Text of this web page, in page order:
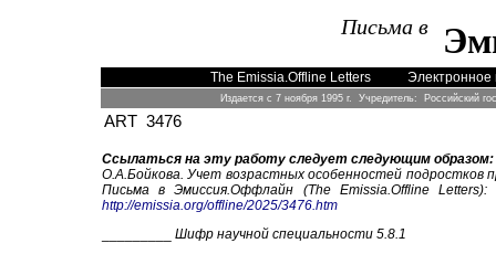
Письма в
The Emissia.Offline Letters Электронное
Издается с 7 ноября 1995 г. Учредитель: Российский
ART 3476
Ссылаться на эту работу следует следующим образом:
О.А.Бойкова. Учет возрастных особенностей подростков
Письма в Эмиссия.Оффлайн (The Emissia.Offline
http://emissia.org/offline/2025/3476.htm
Шифр научной специальности 5.8.1